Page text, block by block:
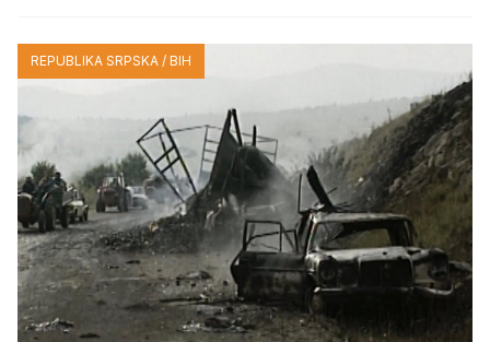
REPUBLIKA SRPSKA / BIH